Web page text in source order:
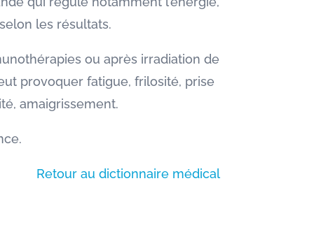
les résultats.
ou après irradiation de
provoquer fatigue, frilosité, prise
amaigrissement.
Retour au dictionnaire médical